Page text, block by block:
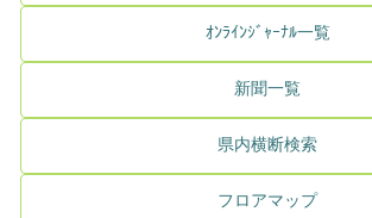
ｵﾝﾗｲﾝｼﾞｬｰﾅﾙ一覧
新聞一覧
県内横断検索
フロアマップ